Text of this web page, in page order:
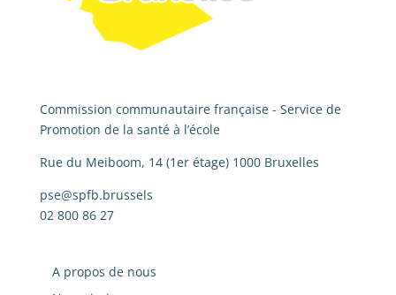
Commission communautaire française - Service de
Promotion de la santé à l’école
Rue du Meiboom, 14 (1er étage) 1000 Bruxelles
pse@spfb.brussels
02 800 86 27
A propos de nous